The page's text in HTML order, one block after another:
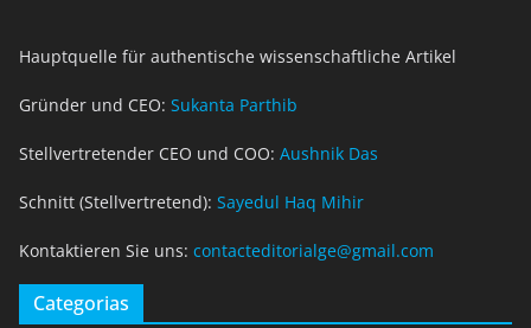
Hauptquelle für authentische wissenschaftliche Artikel
Gründer und CEO: Sukanta Parthib
Stellvertretender CEO und COO: Aushnik Das
Schnitt (Stellvertretend): Sayedul Haq Mihir
Kontaktieren Sie uns: contacteditorialge@gmail.com
Categorias